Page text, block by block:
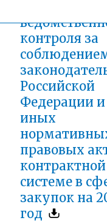
контроля за
Российской
Федерации и
иных
правовых
контрактной
системе в
закупок на
год